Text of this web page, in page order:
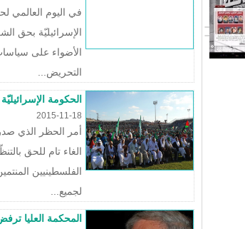
في اليوم العالمي
الإسرائيليّة بحق
الأضواء على
التحريض...
الحكومة
2015-11-18
أمر الحظر الذي
الغاء تام للحق
الفلسطينيين
لجميع...
المحكمة العليا